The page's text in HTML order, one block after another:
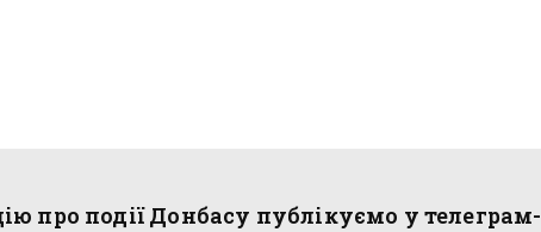
про події Донбасу публікуємо у телеграм-